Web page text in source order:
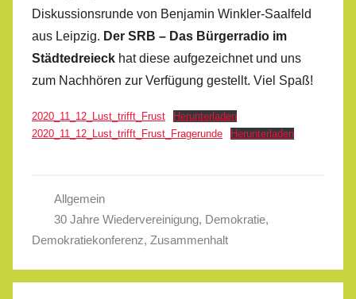
Diskussionsrunde von Benjamin Winkler-Saalfeld
aus Leipzig. Der SRB – Das Bürgerradio im
Städtedreieck hat diese aufgezeichnet und uns
zum Nachhören zur Verfügung gestellt. Viel Spaß!
2020_11_12_Lust_trifft_Frust
Herunterladen
2020_11_12_Lust_trifft_Frust_Fragerunde
Herunterladen
Allgemein
30 Jahre Wiedervereinigung, Demokratie,
Demokratiekonferenz, Zusammenhalt